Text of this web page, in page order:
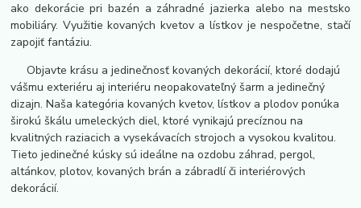
ako dekorácie pri bazén a záhradné jazierka alebo na mestsko
mobiliáry. Využitie kovaných kvetov a lístkov je nespočetne, stačí
zapojiť fantáziu.
Objavte krásu a jedinečnosť kovaných dekorácií, ktoré dodajú
vášmu exteriéru aj interiéru neopakovateľný šarm a jedinečný
dizajn. Naša kategória kovaných kvetov, lístkov a plodov ponúka
širokú škálu umeleckých diel, ktoré vynikajú precíznou na
kvalitných raziacich a vysekávacích strojoch a vysokou kvalitou.
Tieto jedinečné kúsky sú ideálne na ozdobu záhrad, pergol,
altánkov, plotov, kovaných brán a zábradlí či interiérových
dekorácií.